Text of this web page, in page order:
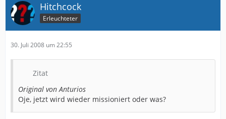
Hitchcock
Erleuchteter
30. Juli 2008 um 22:55
Zitat
Original von Anturios
Oje, jetzt wird wieder missioniert oder was?